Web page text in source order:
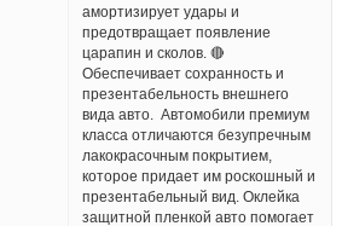
амортизирует удары и
предотвращает появление
царапин и сколов. 🔴
Обеспечивает сохранность и
презентабельность внешнего
вида авто. Автомобили премиум
класса отличаются безупречным
лакокрасочным покрытием,
которое придает им роскошный и
презентабельный вид. Оклейка
защитной пленкой авто помогает